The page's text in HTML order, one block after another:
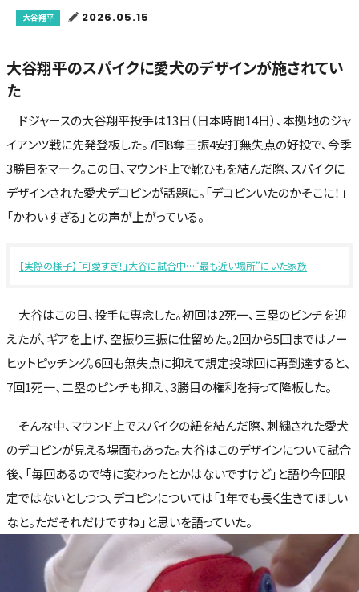
大谷翔平 2026.05.15
大谷翔平のスパイクに愛犬のデザインが施されてい
た
ドジャースの大谷翔平投手は13日（日本時間14日）、本拠地のジャ
イアンツ戦に先発登板した。7回8奪三振4安打無失点の好投で、今季
3勝目をマーク。この日、マウンド上で靴ひもを結んだ際、スパイクに
デザインされた愛犬デコピンが話題に。「デコピンいたのかそこに！」
「かわいすぎる」との声が上がっている。
【実際の様子】「可愛すぎ！」大谷に試合中…“最も近い場所”にいた家族
大谷はこの日、投手に専念した。初回は2死一、三塁のピンチを迎
えたが、ギアを上げ、空振り三振に仕留めた。2回から5回まではノー
ヒットピッチング。6回も無失点に抑えて規定投球回に再到達すると、
7回1死一、二塁のピンチも抑え、3勝目の権利を持って降板した。
そんな中、マウンド上でスパイクの紐を結んだ際、刺繍された愛犬
のデコピンが見える場面もあった。大谷はこのデザインについて試合
後、「毎回あるので特に変わったとかはないですけど」と語り今回限
定ではないとしつつ、デコピンについては「1年でも長く生きてほしい
なと。ただそれだけですね」と思いを語っていた。